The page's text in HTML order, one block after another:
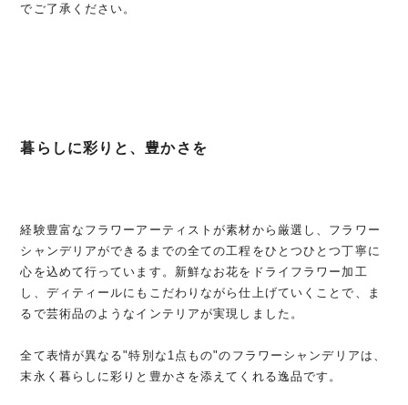
でご了承ください。
暮らしに彩りと、豊かさを
経験豊富なフラワーアーティストが素材から厳選し、フラワー
シャンデリアができるまでの全ての工程をひとつひとつ丁寧に
心を込めて行っています。新鮮なお花をドライフラワー加工
し、ディティールにもこだわりながら仕上げていくことで、ま
るで芸術品のようなインテリアが実現しました。
全て表情が異なる"特別な1点もの"のフラワーシャンデリアは、
末永く暮らしに彩りと豊かさを添えてくれる逸品です。